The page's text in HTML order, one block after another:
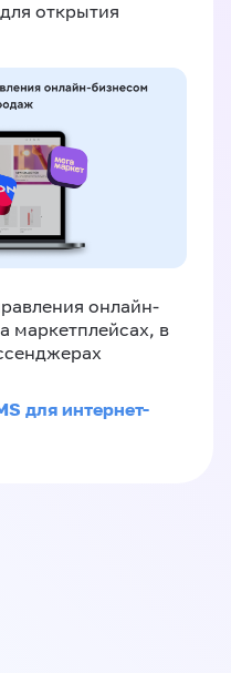
открытия
онлайн-
маркетплейсах, в
для интернет-